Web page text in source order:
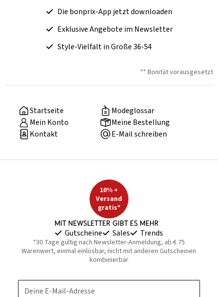
Die bonprix-App jetzt downloaden
Exklusive Angebote im Newsletter
Style-Vielfalt in Größe 36-54
** Bonität vorausgesetzt
Startseite
Modeglossar
Mein Konto
Meine Bestellung
Kontakt
E-Mail schreiben
10% +
Versand
gratis*
Mit Newsletter gibt es mehr
Gutscheine Sales Trends
*30 Tage gültig nach Newsletter-Anmeldung, ab € 75
Warenwert, einmal einlösbar, nicht mit anderen Gutscheinen
kombinierbar
Deine E-Mail-Adresse